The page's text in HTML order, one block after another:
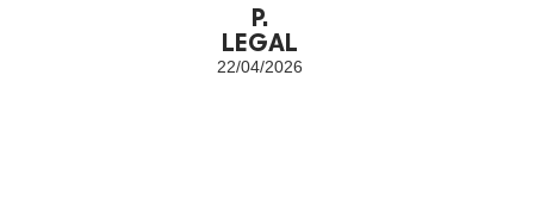
P.
LEGAL
22/04/2026